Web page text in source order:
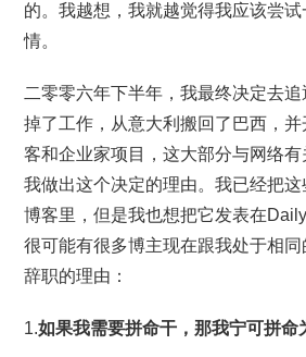
的。我越想，我就越觉得我应该尝
情。
二零零六年下半年，我最终决定去
掉了工作，从意大利搬回了巴西，
客和企业家项目，这大部分与网络
我做出这个决定的理由。我已经把
博客里，但是我也想把它发表在
很可能有很多博主现在跟我处于相
辞职的理由：
1.如果我需要拼命干，那我宁可拼命